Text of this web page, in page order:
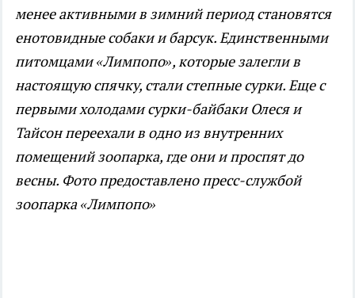
менее активными в зимний период становятся
енотовидные собаки и барсук. Единственными
питомцами «Лимпопо», которые залегли в
настоящую спячку, стали степные сурки. Еще с
первыми холодами сурки-байбаки Олеся и
Тайсон переехали в одно из внутренних
помещений зоопарка, где они и проспят до
весны. Фото предоставлено пресс-службой
зоопарка «Лимпопо»